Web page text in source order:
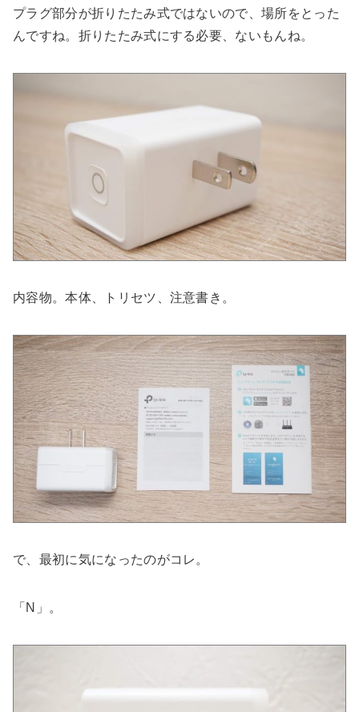
プラグ部分が折りたたみ式ではないので、場所をとった
んですね。折りたたみ式にする必要、ないもんね。
内容物。本体、トリセツ、注意書き。
で、最初に気になったのがコレ。
「N」。